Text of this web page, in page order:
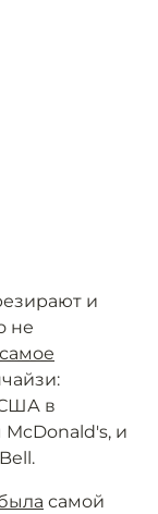
и
не
самое
США в
и
самой